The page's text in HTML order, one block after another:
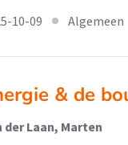
10-09 Algemeen
& de
der Laan, Marten